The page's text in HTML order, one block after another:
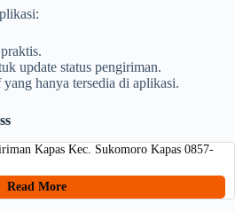
update status pengiriman.
hanya tersedia di aplikasi.
Kapas Kec. Sukomoro Kapas 0857-
Read More